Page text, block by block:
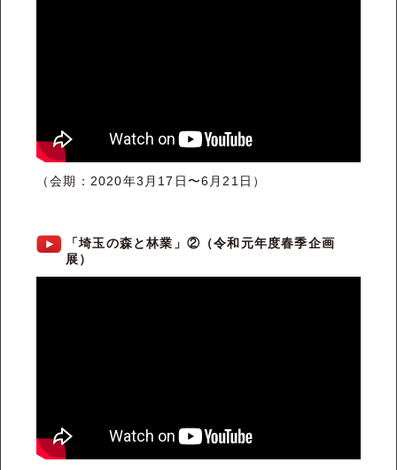
（会期：2020年3月17日〜6月21日）
「埼玉の森と林業」②（令和元年度春季企画
展）